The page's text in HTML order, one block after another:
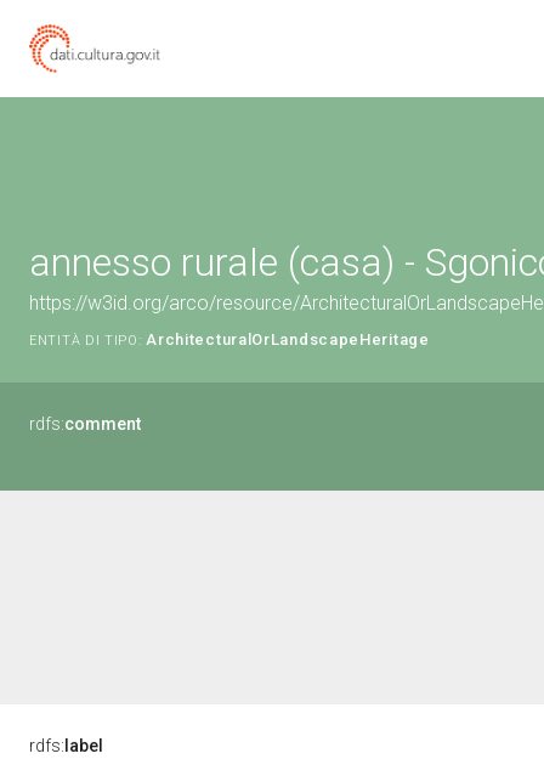
annesso rurale (casa) -
https://w3id.org/arco/resource/
ENTITÀ DI TIPO: ArchitecturalOrLandscapeHeritage
rdfs:comment
rdfs: label